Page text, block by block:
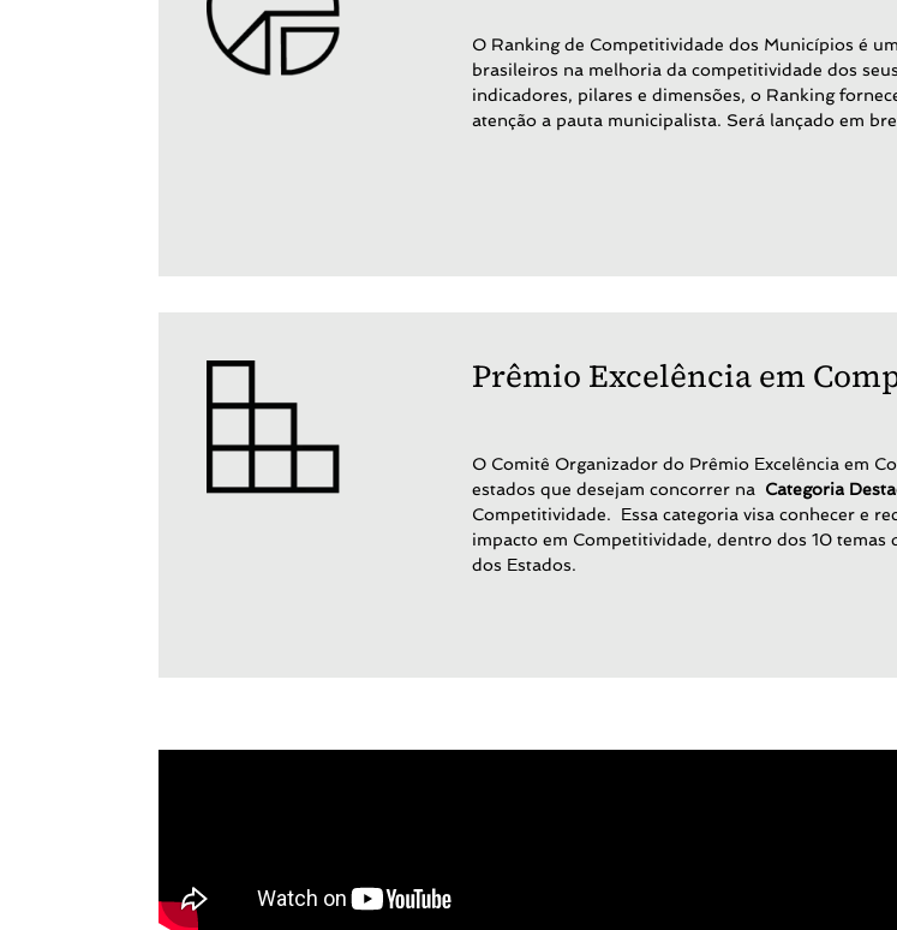
O Ranking de Competitividade dos Municípios é
brasileiros na melhoria da competitividade dos
indicadores, pilares e dimensões, o Ranking
atenção a pauta municipalista. Será lançado em
Prêmio Excelência em
O Comitê Organizador do Prêmio Excelência em
estados que desejam concorrer na Categoria
Competitividade. Essa categoria visa conhecer e
impacto em Competitividade, dentro dos 10
dos Estados.